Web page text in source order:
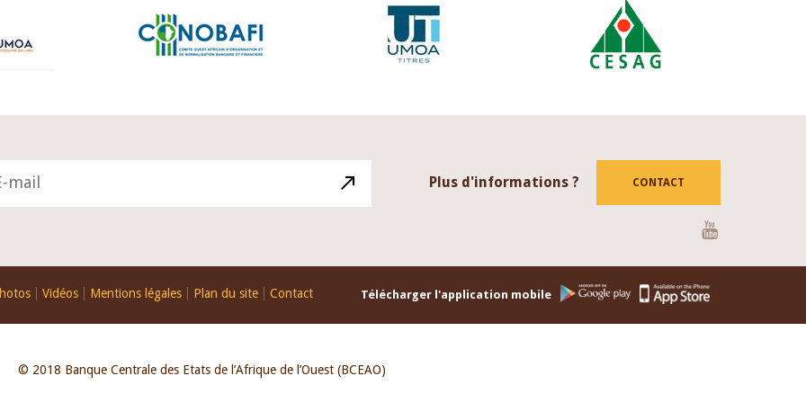
Plus d'informations ? CONTACT
Vidéos Mentions légales Plan du site Contact Télécharger l'application mobile
© 2018 Banque Centrale des Etats de l’Afrique de l’Ouest (BCEAO)